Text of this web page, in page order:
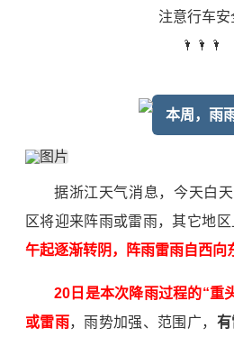
注意行车安
🌂🌂🌂
本周，雨
据浙江天气消息，今天白
区将迎来阵雨或雷雨，其它地区
午起逐渐转阴，阵雨雷雨自西向
20日是本次降雨过程的“重
或雷雨，雨势加强、范围广，